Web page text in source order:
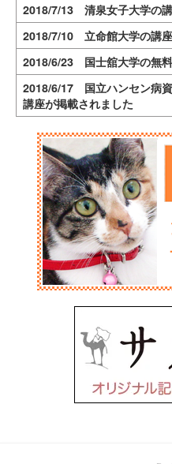
2018/7/13 清泉女子大学の
2018/7/10 立命館大学の講
2018/6/23 国士舘大学の無
2018/6/17 国立ハンセン病
講座が掲載されました